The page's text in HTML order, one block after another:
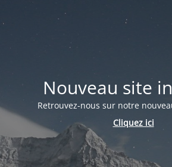
Nouveau site
Retrouvez-nous sur notre
Cliquez ici